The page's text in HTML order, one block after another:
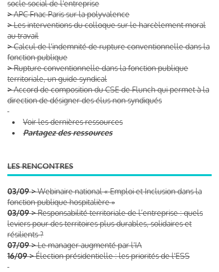
socle social de l'entreprise
> APC Fnac Paris sur la polyvalence
> Les interventions du colloque sur le harcèlement moral
au travail
>Calcul de l'indemnité de rupture conventionnelle dans la
fonction publique
>Rupture conventionnelle dans la fonction publique
territoriale, un guide syndical
>Accord de composition du CSE de Flunch qui permet à la
direction de désigner des élus non syndiqués
Voir les dernières ressources
Partagez des ressources
LES RENCONTRES
03/09 > Webinaire national « Emploi et Inclusion dans la
fonction publique hospitalière »
03/09 > Responsabilité territoriale de l’entreprise : quels
leviers pour des territoires plus durables, solidaires et
résilients ?
07/09 > Le manager augmenté par l'IA
16/09 > Élection présidentielle : les priorités de l'ESS